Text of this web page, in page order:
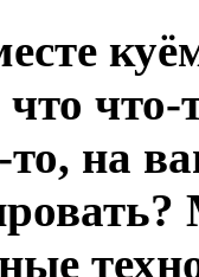
то, на